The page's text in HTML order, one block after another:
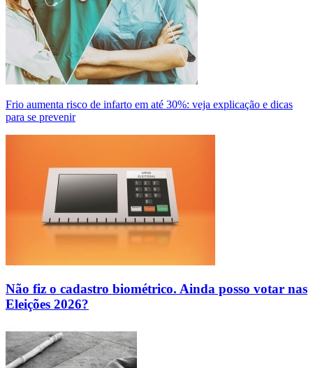
Frio aumenta risco de infarto em até 30%: veja explicação e dicas
para se prevenir
Não fiz o cadastro biométrico. Ainda posso votar nas
Eleições 2026?